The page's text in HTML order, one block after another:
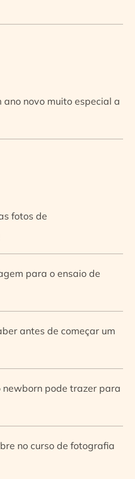
novo muito especial a
fotos de
para o ensaio de
antes de começar um
newborn pode trazer para
no curso de fotografia